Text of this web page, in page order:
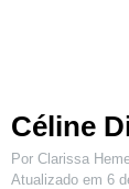
Céline
Por Clarissa
Atualizado em 6